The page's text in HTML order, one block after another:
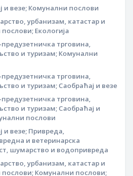
и везе; Комунални послови
урбанизам, катастар и
Екологија
трговина,
и туризам; Комунални
трговина,
и туризам; Саобраћај и везе
трговина,
и туризам; Саобраћај и
послови
и везе; Привреда,
и ветеринарска
шумарство и водопривреда
урбанизам, катастар и
послови; Комунални послови;